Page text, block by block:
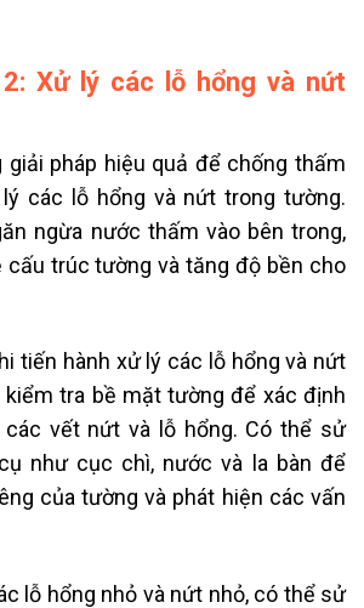
Xử lý các lỗ hổng và nứt
giải pháp hiệu quả để chống thấm
các lỗ hổng và nứt trong tường.
ngừa nước thấm vào bên trong,
cấu trúc tường và tăng độ bền cho
tiến hành xử lý các lỗ hổng và nứt
tra bề mặt tường để xác định
vết nứt và lỗ hổng. Có thể sử
như cục chì, nước và la bàn để
của tường và phát hiện các vấn
lỗ hổng nhỏ và nứt nhỏ, có thể sử